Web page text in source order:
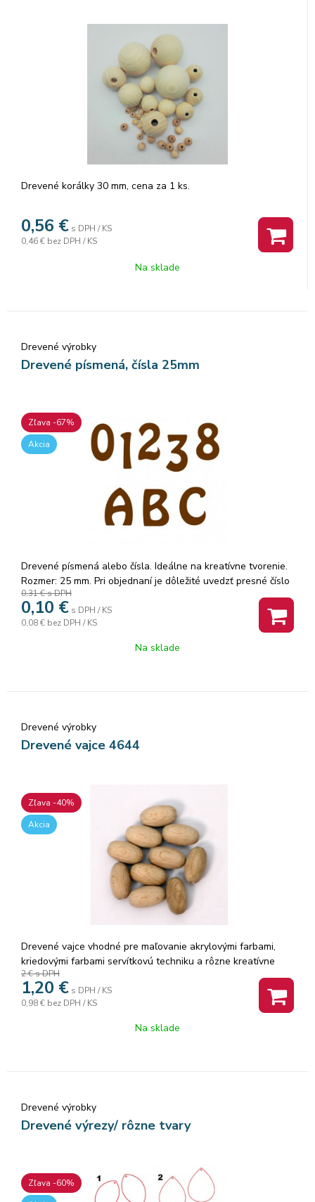
Drevené korálky 30 mm, cena za 1 ks.
0,56 € s DPH / KS
0,46 € bez DPH / KS
Na sklade
Drevené výrobky
Drevené písmená, čísla 25mm
Zľava -67%
Akcia
Drevené písmená alebo čísla. Ideálne na kreatívne tvorenie.
Rozmer: 25 mm. Pri objednaní je dôležité uvedzť presné číslo
alebo písmeno!
0,31 €s DPH
0,10 € s DPH / KS
0,08 € bez DPH / KS
Na sklade
Drevené výrobky
Drevené vajce 4644
Zľava -40%
Akcia
Drevené vajce vhodné pre maľovanie akrylovými farbami,
kriedovými farbami servítkovú techniku a rôzne kreatívne
techniky. Rozmery: 6 cm.
2 €s DPH
1,20 € s DPH / KS
0,98 € bez DPH / KS
Na sklade
Drevené výrobky
Drevené výrezy/ rôzne tvary
Zľava -60%